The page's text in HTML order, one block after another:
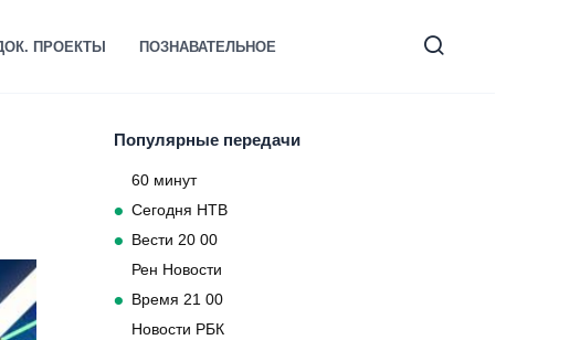
ПРОЕКТЫ ПОЗНАВАТЕЛЬНОЕ
Популярные передачи
60 минут
Сегодня НТВ
Вести 20 00
Рен Новости
Время 21 00
Новости РБК